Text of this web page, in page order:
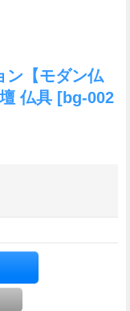
【モダン仏
仏具 [bg-002